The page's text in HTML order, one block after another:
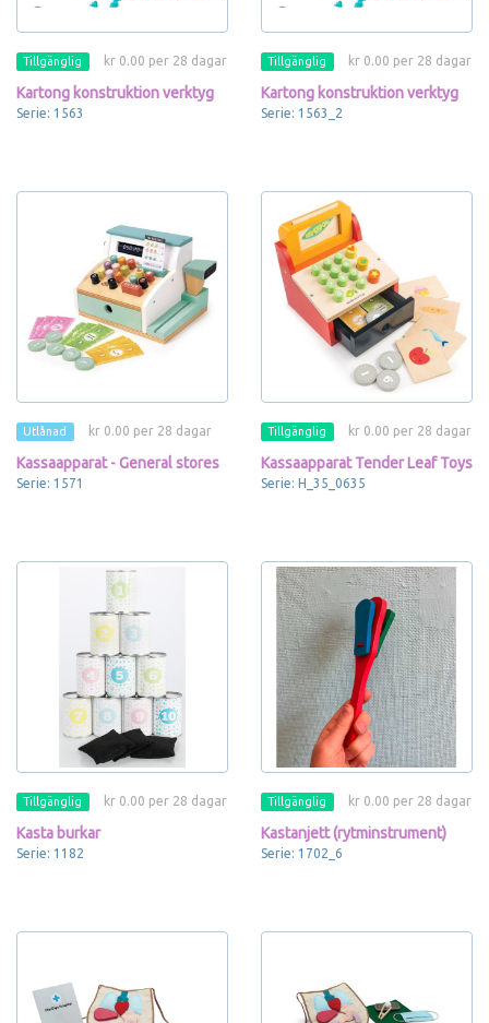
Tillgänglig kr 0.00 per 28 dagar
Kartong konstruktion verktyg
Serie: 1563
Tillgänglig kr 0.00 per 28 dagar
Kartong konstruktion verktyg
Serie: 1563_2
Utlånad kr 0.00 per 28 dagar
Kassaapparat - General stores
Serie: 1571
Tillgänglig kr 0.00 per 28 dagar
Kassaapparat Tender Leaf Toys
Serie: H_35_0635
Tillgänglig kr 0.00 per 28 dagar
Kasta burkar
Serie: 1182
Tillgänglig kr 0.00 per 28 dagar
Kastanjett (rytminstrument)
Serie: 1702_6